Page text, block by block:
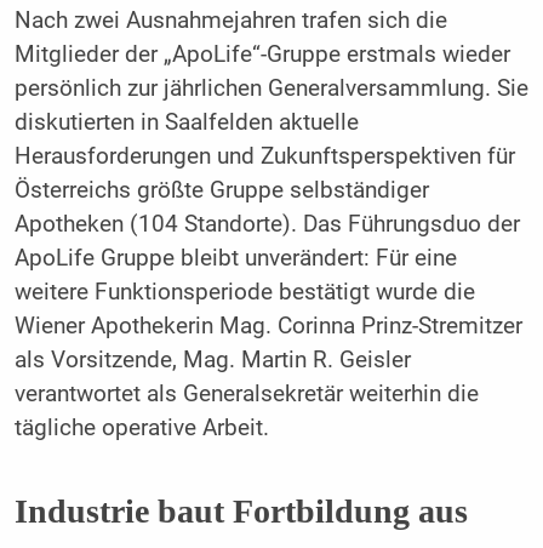
Nach zwei Ausnahmejahren trafen sich die
Mitglieder der „ApoLife“-Gruppe erstmals wieder
persönlich zur jährlichen Generalversammlung. Sie
diskutierten in Saalfelden aktuelle
Herausforderungen und Zukunftsperspektiven für
Österreichs größte Gruppe selbständiger
Apotheken (104 Standorte). Das Führungsduo der
ApoLife Gruppe bleibt unverändert: Für eine
weitere Funktionsperiode bestätigt wurde die
Wiener Apothekerin Mag. Corinna Prinz-Stremitzer
als Vorsitzende, Mag. Martin R. Geisler
verantwortet als Generalsekretär weiterhin die
tägliche operative Arbeit.
Industrie baut Fortbildung aus